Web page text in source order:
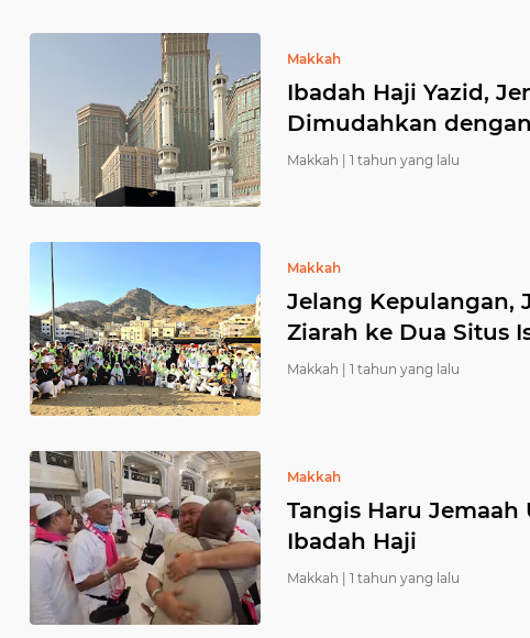
Makkah
Ibadah Haji Yazid,
Dimudahkan
Makkah | 1 tahun yang lalu
Makkah
Jelang Kepulangan,
Ziarah ke Dua Situs
Makkah | 1 tahun yang lalu
Makkah
Tangis Haru Jemaah
Ibadah Haji
Makkah | 1 tahun yang lalu